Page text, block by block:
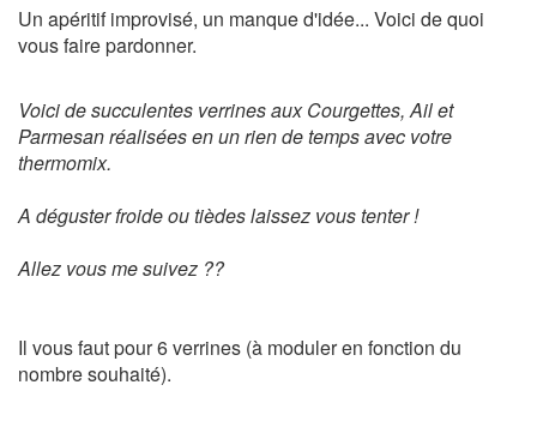
Un apéritif improvisé, un manque d'idée... Voici de quoi
vous faire pardonner.
Voici de succulentes verrines aux Courgettes, Ail et
Parmesan réalisées en un rien de temps avec votre
thermomix.
A déguster froide ou tièdes laissez vous tenter !
Allez vous me suivez ??
Il vous faut pour 6 verrines (à moduler en fonction du
nombre souhaité).